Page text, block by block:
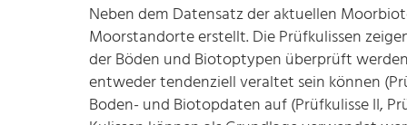
Neben dem Datensatz der aktuellen
Moorstandorte erstellt. Die Prüfkulissen
der Böden und Biotoptypen überprüft
entweder tendenziell veraltet sein können
Boden- und Biotopdaten auf (Prüfkulisse II,